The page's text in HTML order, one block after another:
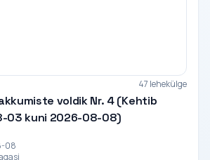
47 lehekülge
voldik Nr. 4 (Kehtib
03 kuni 2026-08-08)
08